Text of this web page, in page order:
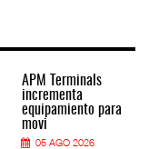
APM Terminals
incrementa
equipamiento para
movi
05 AGO 2026